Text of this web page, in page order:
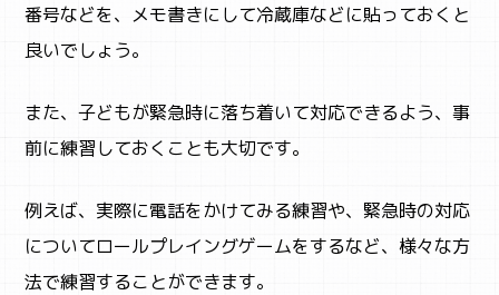
番号などを、メモ書きにして冷蔵庫などに貼っておくと
良いでしょう。
また、子どもが緊急時に落ち着いて対応できるよう、事
前に練習しておくことも大切です。
例えば、実際に電話をかけてみる練習や、緊急時の対応
についてロールプレイングゲームをするなど、様々な方
法で練習することができます。